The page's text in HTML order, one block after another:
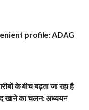
profile: ADAG
के बीच बढ़ता जा रहा है
खाने का चलन: अध्ययन